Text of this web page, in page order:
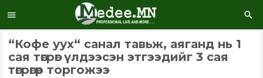
“Кофе уух“ санал тавьж, аяганд нь 1
сая төгрөг үлдээсэн этгээдийг 3 сая
төгрөгөөр торгожээ